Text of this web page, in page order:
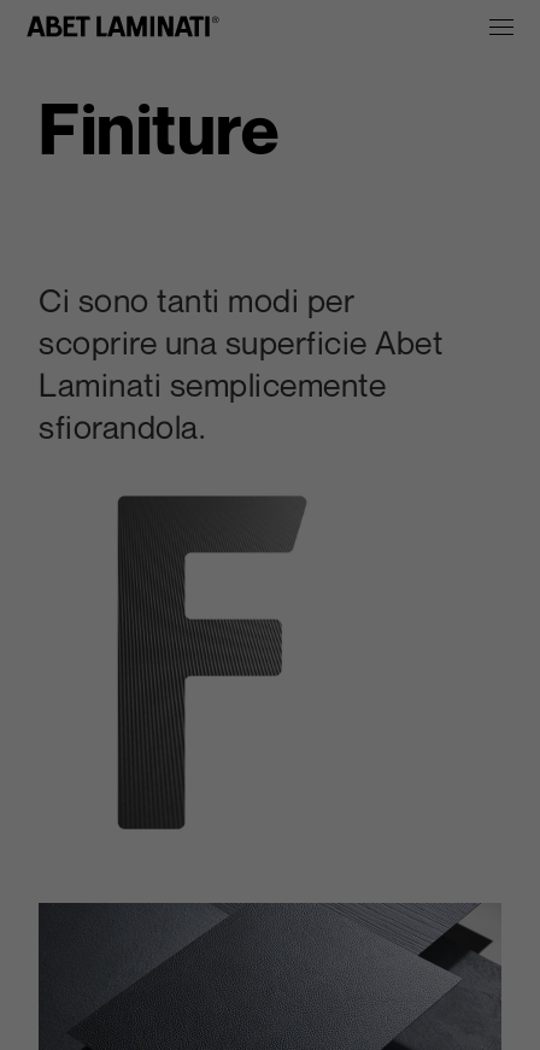
Finiture
Ci sono tanti modi per
scoprire una superficie Abet
Laminati semplicemente
sfiorandola.